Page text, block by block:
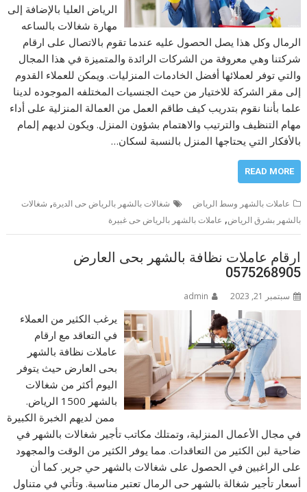
الرياض العليا بالإضافة إلى
مهارة شغالات بالساعه
الرمال وكل هذا يصل الحصول عليه عندما تقوم بالاتصال على ارقام
شركتنا وهي معروفة من الشركات الرائدة والمتميزة في هذا المجال
والتي توفر لعملائها أفضل الخادمات المنزليات. ويمكن للعملاء القدوم
إلى مقر الشركة للاختيار من حيث الجنسيات المختلفه الموجوده لدينا
علما بأننا نقوم بتدريب كيف طاقم العمل من العمالة المنزلية على أداء
مهام التنظيف والترتيب والاهتمام بشؤون المنزل. ويكون لديهم إلمام
بالأفكار التي يحتاجها المنزل بالنسبة لسكان…
READ MORE
عاملات بالشهر وسط الرياض شغالات بالشهر بالرياض حى الديرة, شغالات
بالشهر بشرق الرياض, عاملات بالشهر بالرياض حى غبيرة
ارقام عاملات نظافة بالشهر بحى العارض
0575268905
سبتمبر 21, 2023 admin
يرغب الكثير من العملاء
في التعاقد مع ارقام
عاملات نظافة بالشهر
بحى العارض حيث يتوفر
اليوم أكثر من شغالات
بالشهر 1500 الرياض.
ممن لديهم الخبرة الكبيرة
في مجال الأعمال المنزلية، وتمتلك مكاتب تأجير شغالات بالشهر في
ضاحية لبن الكثير من التعاقدات. مما يوفر الكثير من الوقت والمجهود
على الراغبين في الحصول على شغالات بالشهر حي جرير. كما أن
أسعار تأجير شغالة بالشهر حى الرمال تعتبر مناسبة. وتأتي في متناول